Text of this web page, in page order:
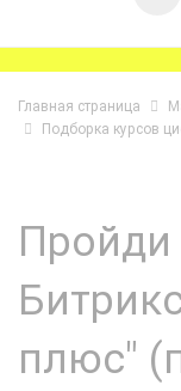
Главная страница
Подборка курсов
Пройди
плюс"